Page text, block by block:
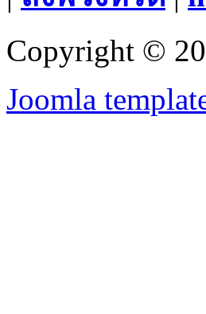
Copyright ©
Joomla